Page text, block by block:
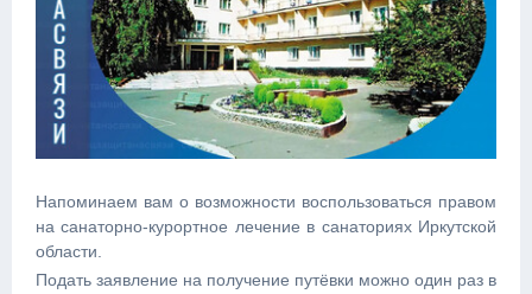
Напоминаем вам о возможности воспользоваться правом
на санаторно-курортное лечение в санаториях Иркутской
области.
Подать заявление на получение путёвки можно один раз в